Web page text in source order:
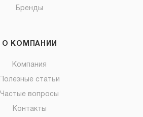
Бренды
О КОМПАНИИ
Компания
Полезные статьи
Частые вопросы
Контакты